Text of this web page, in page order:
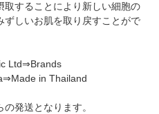
取することにより新しい細胞の
しいお肌を取り戻すことがで
Ltd⇒Brands
in Thailand
発送となります。